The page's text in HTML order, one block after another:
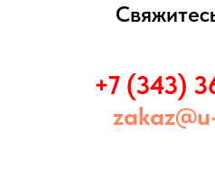
+7 (343)